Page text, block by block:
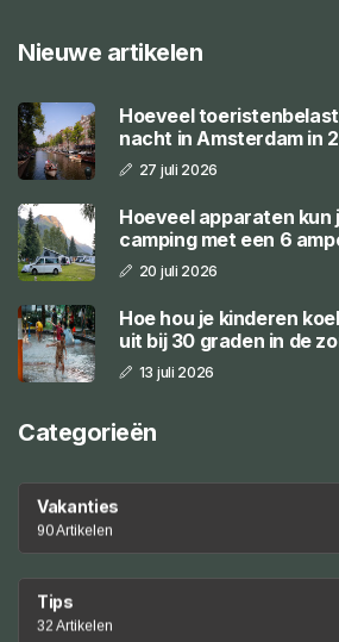
Nieuwe artikelen
Hoeveel
nacht in Amsterdam in
27 juli 2026
Hoeveel apparaten kun
camping met een 6
20 juli 2026
Hoe hou je kinderen
uit bij 30 graden in de
13 juli 2026
Categorieën
Vakanties
90 Artikelen
Tips
32 Artikelen